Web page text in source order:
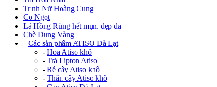
Trinh Nữ Hoàng Cung
Cỏ Ngọt
Lá Hồng Rừng hết mụn, đẹp da
Chè Dung Vàng
Các sản phẩm ATISO Đà Lạt
- Hoa Atiso khô
- Trả Lipton Atiso
- Rễ cây Atiso khô
- Thân cây Atiso khô